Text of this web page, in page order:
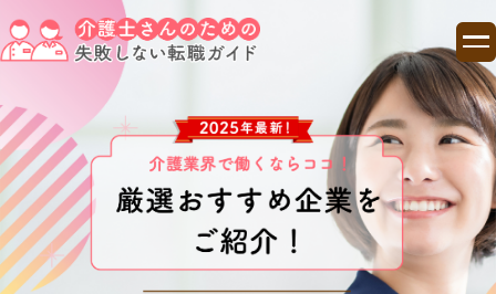
TOP
ランキング
コラム